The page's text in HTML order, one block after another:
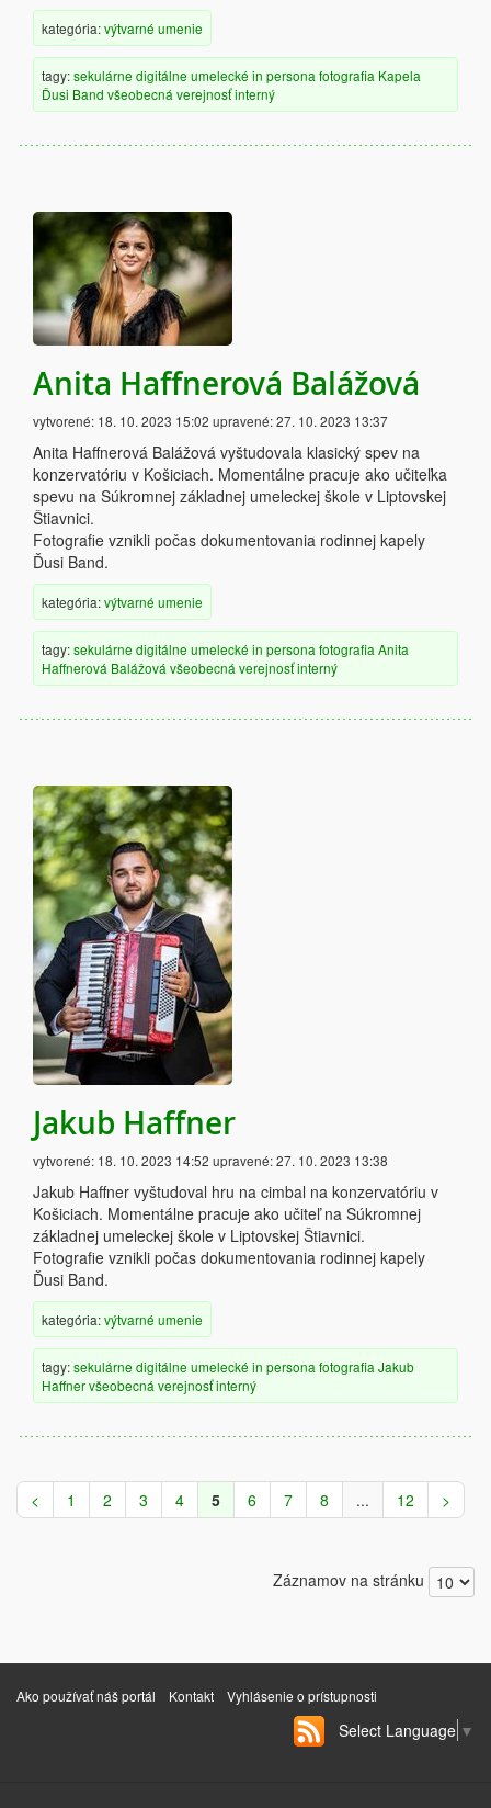
kategória:výtvarné umenie
tagy:sekulárne digitálne umelecké in persona fotografia Kapela
Ďusi Band všeobecná verejnosťinterný
Anita Haffnerová Balážová
vytvorené: 18. 10. 2023 15:02 upravené:27. 10. 2023 13:37
Anita Haffnerová Balážová vyštudovala klasický spev na
konzervatóriu v Košiciach. Momentálne pracuje ako učiteľka
spevu na Súkromnej základnej umeleckej škole v Liptovskej
Štiavnici.
Fotografie vznikli počas dokumentovania rodinnej kapely
Ďusi Band.
kategória:výtvarné umenie
tagy:sekulárne digitálne umelecké in persona fotografia Anita
Haffnerová Balážová všeobecná verejnosťinterný
Jakub Haffner
vytvorené: 18. 10. 2023 14:52 upravené:27. 10. 2023 13:38
Jakub Haffner vyštudoval hru na cimbal na konzervatóriu v
Košiciach. Momentálne pracuje ako učiteľ na Súkromnej
základnej umeleckej škole v Liptovskej Štiavnici.
Fotografie vznikli počas dokumentovania rodinnej kapely
Ďusi Band.
kategória:výtvarné umenie
tagy:sekulárne digitálne umelecké in persona fotografia Jakub
Haffnervšeobecná verejnosťinterný
< 1 2 3 4 5 6 7 8 ... 12 >
Záznamov na stránku
Ako používať náš portál Kontakt Vyhlásenie o prístupnosti
Select Language ▼